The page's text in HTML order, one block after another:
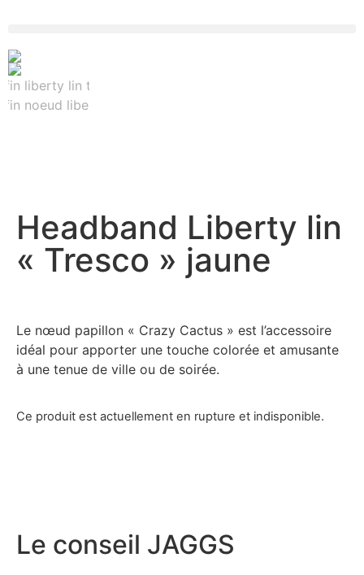
Headband Liberty lin
« Tresco » jaune
Le nœud papillon « Crazy Cactus » est l’accessoire
idéal pour apporter une touche colorée et amusante
à une tenue de ville ou de soirée.
Ce produit est actuellement en rupture et indisponible.
Le conseil JAGGS